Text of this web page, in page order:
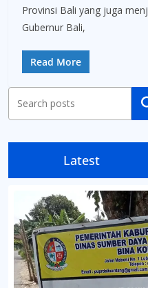
Provinsi Bali yang juga
Gubernur Bali,
Read More
Latest